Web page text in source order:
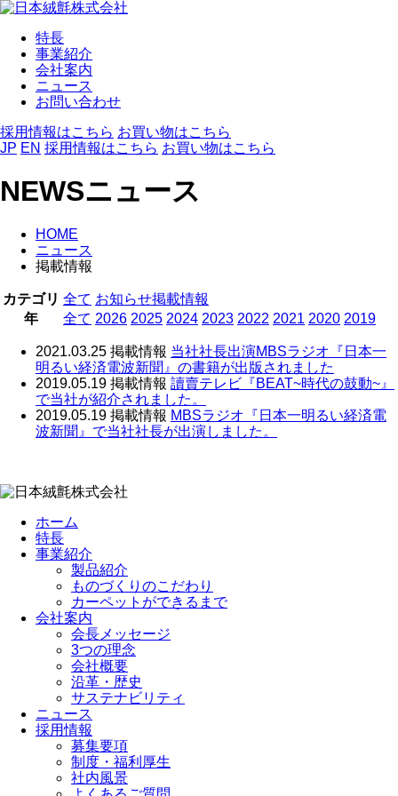
特長
事業紹介
会社案内
ニュース
お問い合わせ
採用情報はこちら お買い物はこちら
JP EN 採用情報はこちら お買い物はこちら
NEWSニュース
HOME
ニュース
掲載情報
カテゴリ 全て お知らせ掲載情報
年
全て 2026 2025 2024 2023 2022 2021 2020 2019
2021.03.25 掲載情報 当社社長出演MBSラジオ『日本一
明るい経済電波新聞』の書籍が出版されました
2019.05.19 掲載情報 讀賣テレビ『BEAT~時代の鼓動~』
で当社が紹介されました。
2019.05.19 掲載情報 MBSラジオ『日本一明るい経済電
波新聞』で当社社長が出演しました。
ホーム
特長
事業紹介
製品紹介
ものづくりのこだわり
カーペットができるまで
会社案内
会長メッセージ
3つの理念
会社概要
沿革・歴史
サステナビリティ
ニュース
採用情報
募集要項
制度・福利厚生
社内風景